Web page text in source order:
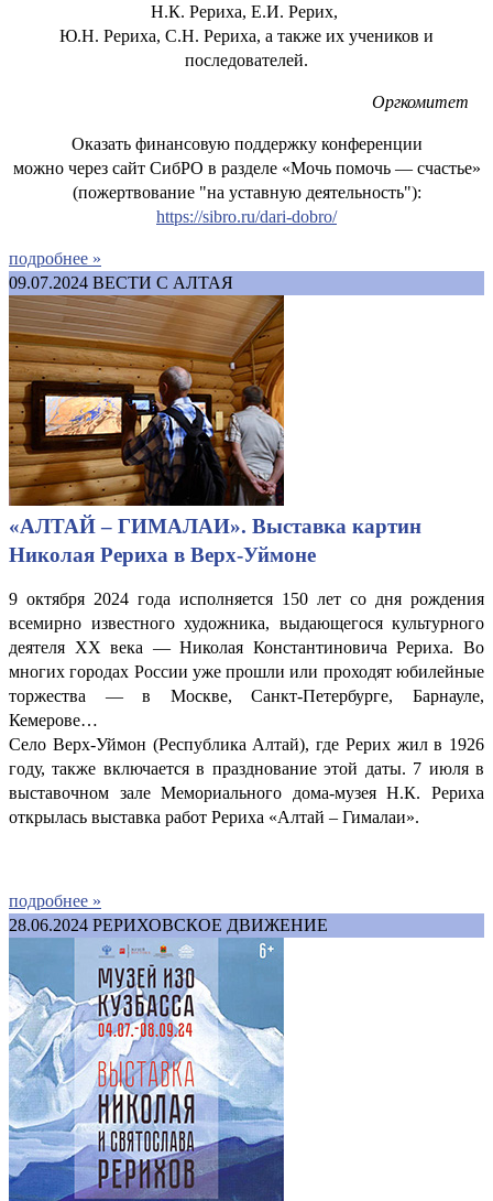
Н.К. Рериха, Е.И. Рерих,
Ю.Н. Рериха, С.Н. Рериха, а также их учеников и
последователей.
Оргкомитет
Оказать финансовую поддержку конференции
можно через сайт СибРО в разделе «Мочь помочь — счастье»
(пожертвование "на уставную деятельность"):
https://sibro.ru/dari-dobro/
подробнее »
09.07.2024 ВЕСТИ С АЛТАЯ
«АЛТАЙ – ГИМАЛАИ». Выставка картин
Николая Рериха в Верх-Уймоне
9 октября 2024 года исполняется 150 лет со дня рождения
всемирно известного художника, выдающегося культурного
деятеля XX века — Николая Константиновича Рериха. Во
многих городах России уже прошли или проходят юбилейные
торжества — в Москве, Санкт-Петербурге, Барнауле,
Кемерове…
Село Верх-Уймон (Республика Алтай), где Рерих жил в 1926
году, также включается в празднование этой даты. 7 июля в
выставочном зале Мемориального дома-музея Н.К. Рериха
открылась выставка работ Рериха «Алтай – Гималаи».
подробнее »
28.06.2024 РЕРИХОВСКОЕ ДВИЖЕНИЕ